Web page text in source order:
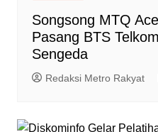
Songsong MTQ
Pasang BTS
Sengeda
Redaksi Metro Rakyat